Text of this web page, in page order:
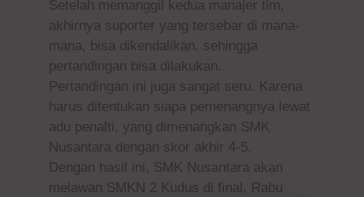
Setelah memanggil kedua manajer tim,
akhirnya suporter yang tersebar di mana-
mana, bisa dikendalikan, sehingga
pertandingan bisa dilakukan.
Pertandingan ini juga sangat seru. Karena
harus ditentukan siapa pemenangnya lewat
adu penalti, yang dimenangkan SMK
Nusantara dengan skor akhir 4-5.
Dengan hasil ini, SMK Nusantara akan
melawan SMKN 2 Kudus di final, Rabu